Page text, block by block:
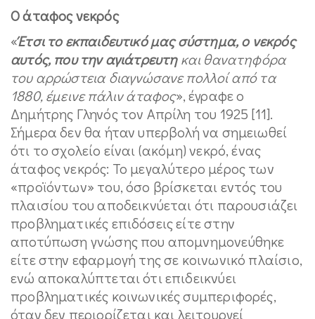
Ο άταφος νεκρός
«Έτσι το εκπαιδευτικό μας σύστημα, ο νεκρός
αυτός, που την αγιάτρευτηκαι θανατηφόρα
του αρρώστεια διαγνώσανε πολλοί από τα
1880, έμεινε πάλιν άταφος», έγραφε ο
Δημήτρης Γληνός τον Απρίλη του 1925 [11].
Σήμερα δεν θα ήταν υπερβολή να σημειωθεί
ότι το σχολείο είναι (ακόμη) νεκρό, ένας
άταφος νεκρός: Το μεγαλύτερο μέρος των
«προϊόντων» του, όσο βρίσκεται εντός του
πλαισίου του αποδεικνύεται ότι παρουσιάζει
προβληματικές επιδόσεις είτε στην
αποτύπωση γνώσης που απομνημονεύθηκε
είτε στην εφαρμογή της σε κοινωνικό πλαίσιο,
ενώ αποκαλύπτεται ότι επιδεικνύει
προβληματικές κοινωνικές συμπεριφορές,
όταν δεν περιορίζεται και λειτουργεί